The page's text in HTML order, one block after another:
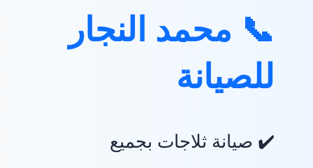
📞 محمد النجار
للصيانة
✔️ صيانة ثلاجات بجميع